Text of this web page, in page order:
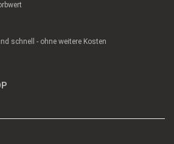
schnell - ohne weitere Kosten